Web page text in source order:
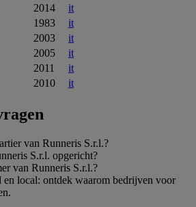
2014
it
1983
it
2003
it
2005
it
2011
it
2010 it
van Runneris S.r.l.?
S.r.l. opgericht?
van Runneris S.r.l.?
local: ontdek waarom bedrijven voor